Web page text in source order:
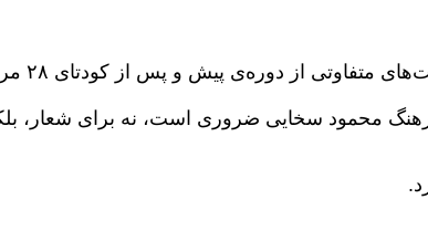
در بحث‌های امروز درباره گذشته و
محمود سخایی ضروری است، نه برای شعار،